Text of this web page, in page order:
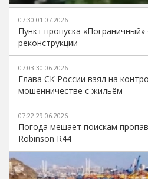
07:30 01.07.2026
Пункт пропуска
реконструкции
07:03 30.06.2026
Глава СК России взял на
мошенничестве с жильём
07:22 29.06.2026
Погода мешает поискам
Robinson R44